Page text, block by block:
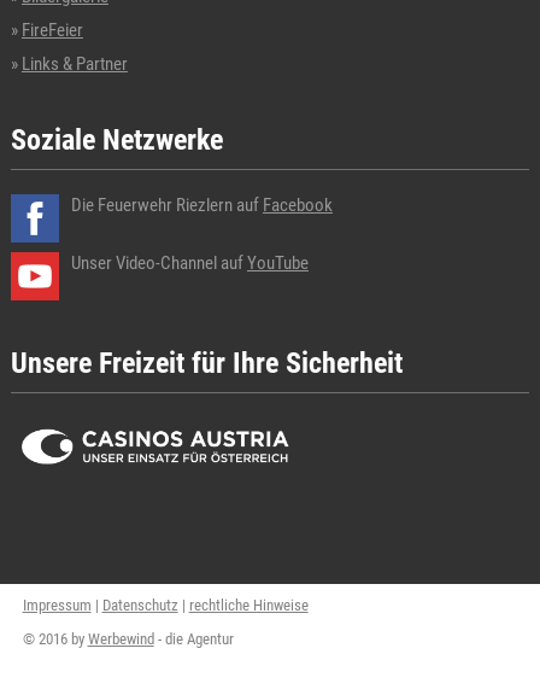
FireFeier
Links & Partner
Soziale Netzwerke
Die Feuerwehr Riezlern auf Facebook
Unser Video-Channel aufYouTube
Unsere Freizeit für Ihre Sicherheit
Impressum | Datenschutz | rechtliche Hinweise
© 2016 by Werbewind- die Agentur